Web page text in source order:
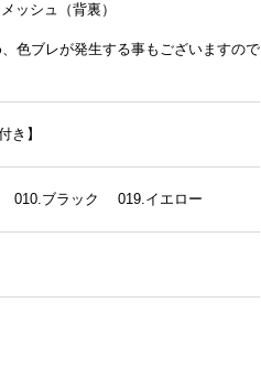
ッシュ（背裏）
色ブレが発生する事もございますので
き】
010.ブラック 019.イエロー